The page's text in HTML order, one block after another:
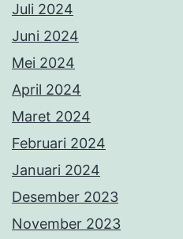
Juli 2024
Juni 2024
Mei 2024
April 2024
Maret 2024
Februari 2024
Januari 2024
Desember 2023
November 2023